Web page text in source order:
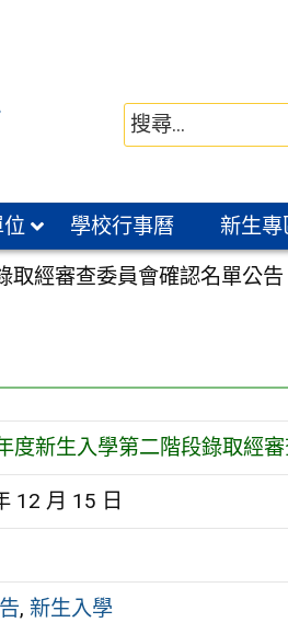
學校行事曆 新生專
取經審查委員會確認名單公告
度新生入學第二階段錄取經
12 月 15 日
, 新生入學